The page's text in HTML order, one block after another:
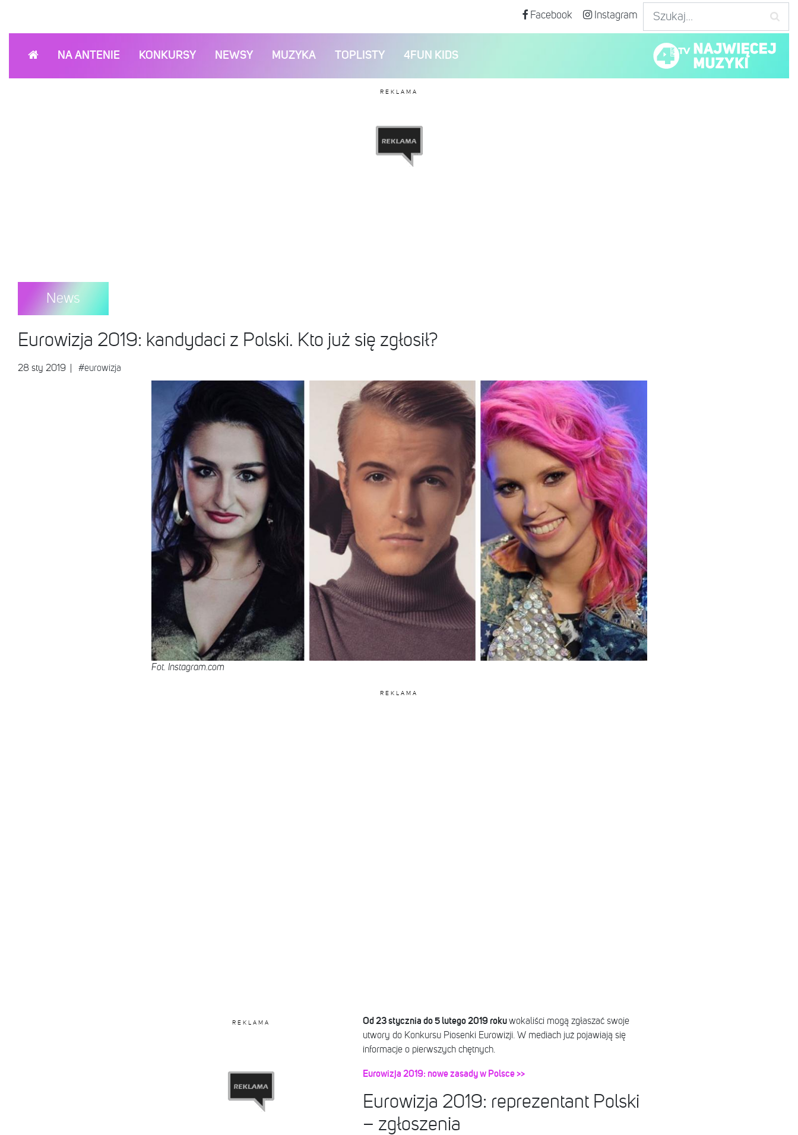
Facebook Instagram
NA ANTENIE KONKURSY NEWSY MUZYKA TOPLISTY 4FUN KIDS
REKLAMA
News
Eurowizja 2019: kandydaci z Polski. Kto już się zgłosił?
28 sty 2019 #eurowizja
Fot. Instagram.com
REKLAMA
REKLAMA Od 23 stycznia do 5 lutego 2019 rokuwokaliści mogą zgłaszać swoje
utwory do Konkursu Piosenki Eurowizji. W mediach już pojawiają się
informacje o pierwszych chętnych.
Eurowizja 2019: nowe zasady w Polsce >>
Eurowizja 2019: reprezentant Polski
– zgłoszenia